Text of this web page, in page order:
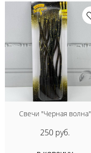
Свечи "Черная волна"
250 руб.